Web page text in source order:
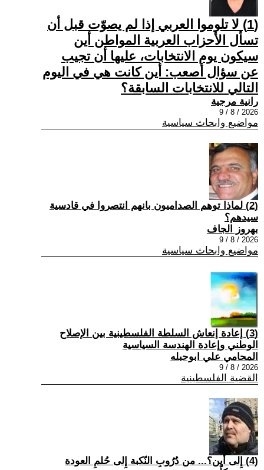
(1) لا تلوموا العربي إذا لم يصوّت قبل أن
تسأل الأحزاب العربية المواطن أين
سيكون يوم الانتخابات، عليها أن تجيب
عن سؤال أصعب: أين كانت هي في اليوم
التالي للانتخابات السابقة؟
رانية مرجية
2026 / 8 / 9
مواضيع وابحاث سياسية
(2) ‏لماذا توهم الصداميون بانهم انتصروا في قادسية
سيدهم؟
بهروز الجاف
2026 / 8 / 9
مواضيع وابحاث سياسية
(3) إعادة إنعاش السلطة الفلسطينية بين الإصلاح
الوطني وإعادة الهندسة السياسية
المحامي علي ابوحبله
2026 / 8 / 9
القضية الفلسطينية
(4) إِلى أين؟... من دُرُوبِ النّكبة إِلى حُلمِ العودة